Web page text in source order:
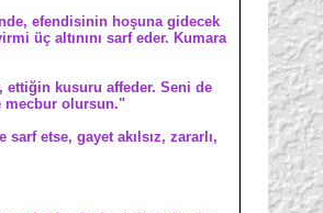
efendisinin hoşuna gidecek
üç altınını sarf eder. Kumara
ettiğin kusuru affeder. Seni de
mecbur olursun."
etse, gayet akılsız, zararlı,